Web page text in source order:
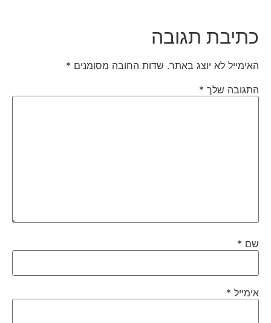
כתיבת תגובה
האימייל לא יוצג באתר. שדות החובה מסומנים*
התגובה שלך*
שם*
אימייל*